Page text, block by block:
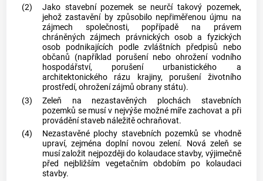
(2)
Jako stavební pozemek se neurčí takový pozemek,
jehož zastavění by způsobilo nepřiměřenou újmu na
zájmech společnosti, popřípadě na právem
chráněných zájmech právnických osob a fyzických
osob podnikajících podle zvláštních předpisů nebo
občanů (například porušení nebo ohrožení vodního
hospodářství, porušení urbanistického a
architektonického rázu krajiny, porušení životního
prostředí, ohrožení zájmů obrany státu).
(3)
Zeleň na nezastavěných plochách stavebních
pozemků se musí v nejvýše možné míře zachovat a při
provádění staveb náležitě ochraňovat.
(4)
Nezastavěné plochy stavebních pozemků se vhodně
upraví, zejména doplní novou zelení. Nová zeleň se
musí založit nejpozději do kolaudace stavby, výjimečně
před nejbližším vegetačním obdobím po kolaudaci
stavby.